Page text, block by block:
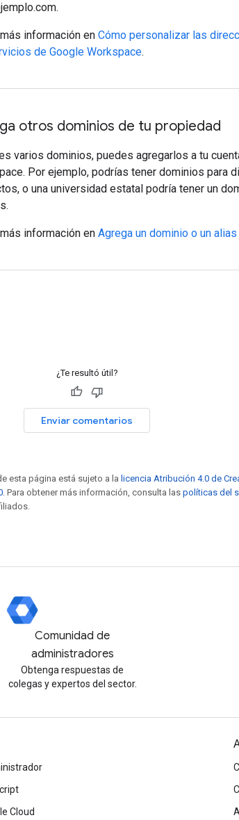
información en Cómo personalizar las
de Google Workspace.
otros dominios de tu propiedad
varios dominios, puedes agregarlos a tu
Por ejemplo, podrías tener dominios para
o una universidad estatal podría tener un
información en Agrega un dominio o un
¿Te resultó útil?
Enviar comentarios
esta página está sujeto a la licencia Atribución 4.0 de
. Para obtener más información, consulta las políticas del
Comunidad de
administradores
Obtenga respuestas de
colegas y expertos del sector.
Cloud